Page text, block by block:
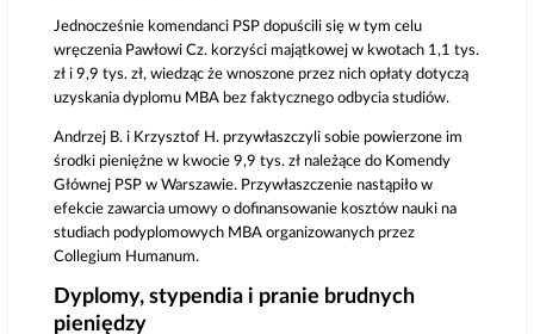
Jednocześnie komendanci PSP dopuścili się w tym celu
wręczenia Pawłowi Cz. korzyści majątkowej w kwotach 1,1 tys.
zł i 9,9 tys. zł, wiedząc że wnoszone przez nich opłaty dotyczą
uzyskania dyplomu MBA bez faktycznego odbycia studiów.
Andrzej B. i Krzysztof H. przywłaszczyli sobie powierzone im
środki pieniężne w kwocie 9,9 tys. zł należące do Komendy
Głównej PSP w Warszawie. Przywłaszczenie nastąpiło w
efekcie zawarcia umowy o dofinansowanie kosztów nauki na
studiach podyplomowych MBA organizowanych przez
Collegium Humanum.
Dyplomy, stypendia i pranie brudnych
pieniędzy